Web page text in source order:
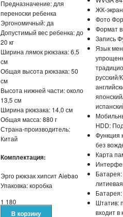
Предназначение: для
переноски ребенка
Эргономичный: да
Допустимый вес ребенка: до
20 кг
Ширина лямок рюкзака: 6,5
см
Общая высота рюкзака: 50
см
Высота нижней части: около
13,5 см
Ширина рюкзака: 14,0 см
Общая масса: 880 г
Страна-производитель:
Китай
Комплектация:
Эрго рюкзак хипсит Aiebao
Упаковка: коробка
1 180
ЖК-
Фото
Формат
Запись
Язык
русский/
HDD:
Функция
без
Карта
Штатив:
входит в